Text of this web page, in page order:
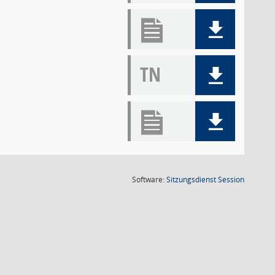
TN
Software:SitzungsdienstSession(Wird in